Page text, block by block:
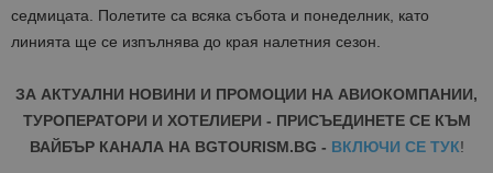
седмицата. Полетите са всяка събота и понеделник, като
линията ще се изпълнява до края налетния сезон.
ЗА АКТУАЛНИ НОВИНИ И ПРОМОЦИИ НА АВИОКОМПАНИИ,
ТУРОПЕРАТОРИ И ХОТЕЛИЕРИ - ПРИСЪЕДИНЕТЕ СЕ КЪМ
ВАЙБЪР КАНАЛА НА BGTOURISM.BG - ВКЛЮЧИ СЕ ТУК!